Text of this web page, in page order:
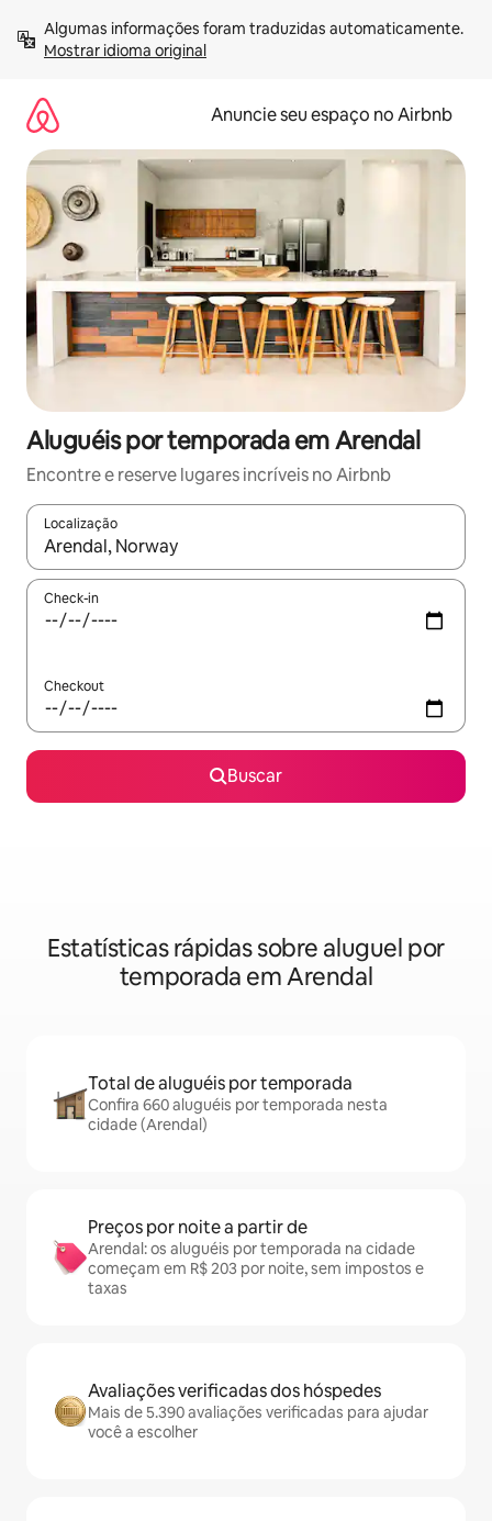
para
Mostrar idioma original
Anuncie seu espaço no Airbnb
Aluguéis por temporada em Arendal
Encontre e reserve lugares incríveis no Airbnb
Localização
Quando os resultados estiverem disponíveis, explore-os
Check-in
Checkout
Buscar
Estatísticas rápidas sobre aluguel por
temporada em Arendal
Total de aluguéis por temporada
Confira 660 aluguéis por temporada nesta
cidade (Arendal)
Preços por noite a partir de
Arendal: os aluguéis por temporada na cidade
começam em R$ 203 por noite, sem impostos e
taxas
Avaliações verificadas dos hóspedes
Mais de 5.390 avaliações verificadas para ajudar
você a escolher